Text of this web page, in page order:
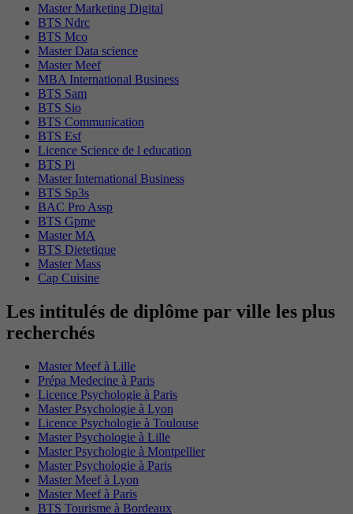
Master Marketing Digital
BTS Ndrc
BTS Mco
Master Data science
Master Meef
MBA International Business
BTS Sam
BTS Sio
BTS Communication
BTS Esf
Licence Science de l education
BTS Pi
Master International Business
BTS Sp3s
BAC Pro Assp
BTS Gpme
Master MA
BTS Dietetique
Master Mass
Cap Cuisine
Les intitulés de diplôme par ville les plus
recherchés
Master Meef à Lille
Prépa Medecine à Paris
Licence Psychologie à Paris
Master Psychologie à Lyon
Licence Psychologie à Toulouse
Master Psychologie à Lille
Master Psychologie à Montpellier
Master Psychologie à Paris
Master Meef à Lyon
Master Meef à Paris
BTS Tourisme à Bordeaux